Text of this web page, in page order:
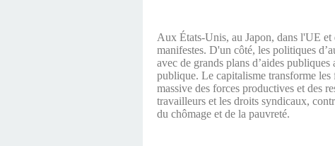
Aux États-Unis, au Japon, dans l'UE et
manifestes. D'un côté, les politiques
avec de grands plans d’aides
publique. Le capitalisme transforme
massive des forces productives et des
travailleurs et les droits syndicaux,
du chômage et de la pauvreté.